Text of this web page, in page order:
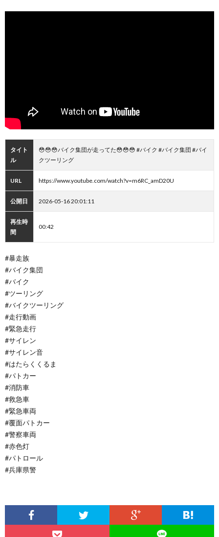
タイト
ル
😳😳😳バイク集団が走ってた😳😳😳 #バイク #バイク集団 #バイ
クツーリング
URL https://www.youtube.com/watch?v=m6RC_amD20U
公開日 2026-05-16 20:01:11
再生時
間
00:42
#暴走族
#バイク集団
#バイク
#ツーリング
#バイクツーリング
#走行動画
#緊急走行
#サイレン
#サイレン音
#はたらくくるま
#パトカー
#消防車
#救急車
#緊急車両
#覆面パトカー
#警察車両
#赤色灯
#パトロール
#兵庫県警